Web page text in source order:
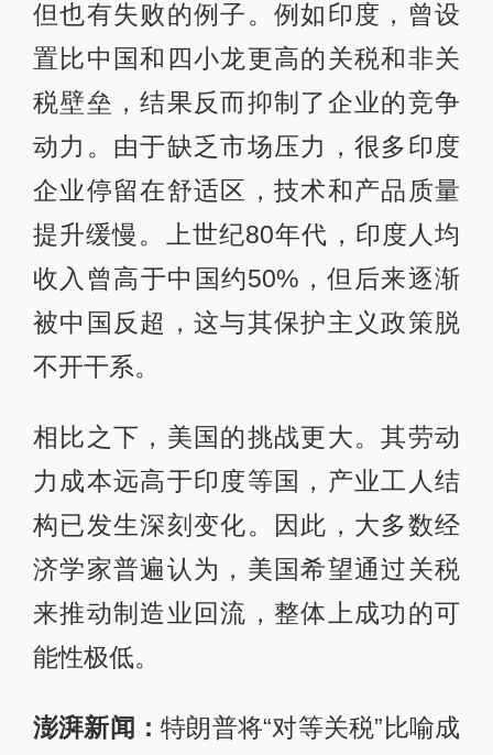
但也有失败的例子。例如印度，曾设
置比中国和四小龙更高的关税和非关
税壁垒，结果反而抑制了企业的竞争
动力。由于缺乏市场压力，很多印度
企业停留在舒适区，技术和产品质量
提升缓慢。上世纪80年代，印度人均
收入曾高于中国约50%，但后来逐渐
被中国反超，这与其保护主义政策脱
不开干系。
相比之下，美国的挑战更大。其劳动
力成本远高于印度等国，产业工人结
构已发生深刻变化。因此，大多数经
济学家普遍认为，美国希望通过关税
来推动制造业回流，整体上成功的可
能性极低。
澎湃新闻：特朗普将“对等关税”比喻成